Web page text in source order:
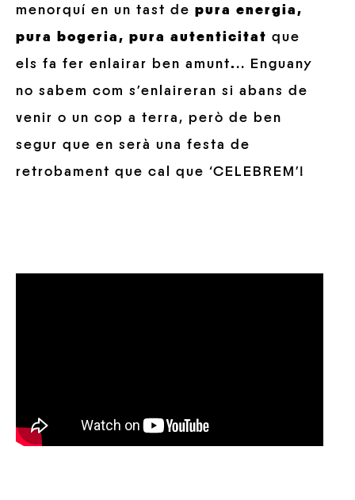
menorquí en un tast de pura energia,
pura bogeria, pura autenticitat que
els fa fer enlairar ben amunt... Enguany
no sabem com s’enlaireran si abans de
venir o un cop a terra, però de ben
segur que en serà una festa de
retrobament que cal que ‘CELEBREM’!